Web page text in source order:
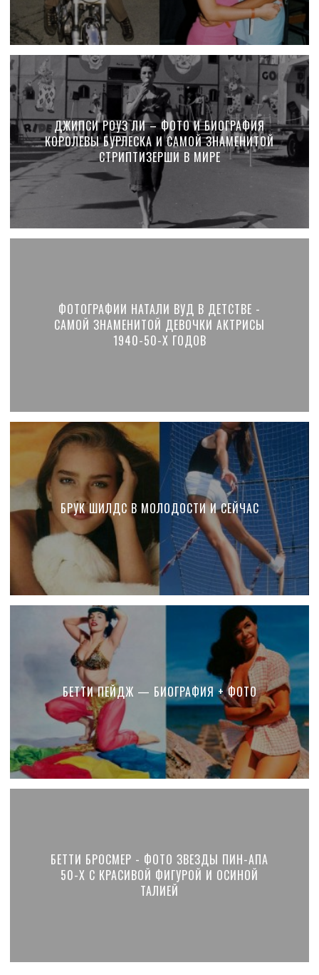
ДЖИПСИ РОУЗ ЛИ – ФОТО И БИОГРАФИЯ
КОРОЛЕВЫ БУРЛЕСКА И САМОЙ ЗНАМЕНИТОЙ
СТРИПТИЗЕРШИ В МИРЕ
ФОТОГРАФИИ НАТАЛИ ВУД В ДЕТСТВЕ -
САМОЙ ЗНАМЕНИТОЙ ДЕВОЧКИ АКТРИСЫ
1940-50-Х ГОДОВ
БРУК ШИЛДС В МОЛОДОСТИ И СЕЙЧАС
БЕТТИ ПЕЙДЖ — БИОГРАФИЯ + ФОТО
БЕТТИ БРОСМЕР - ФОТО ЗВЕЗДЫ ПИН-АПА
50-X С КРАСИВОЙ ФИГУРОЙ И ОСИНОЙ
ТАЛИЕЙ